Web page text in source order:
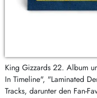
King Gizzards 22. Album
In Timeline", "Laminated
Tracks, darunter den Fan-